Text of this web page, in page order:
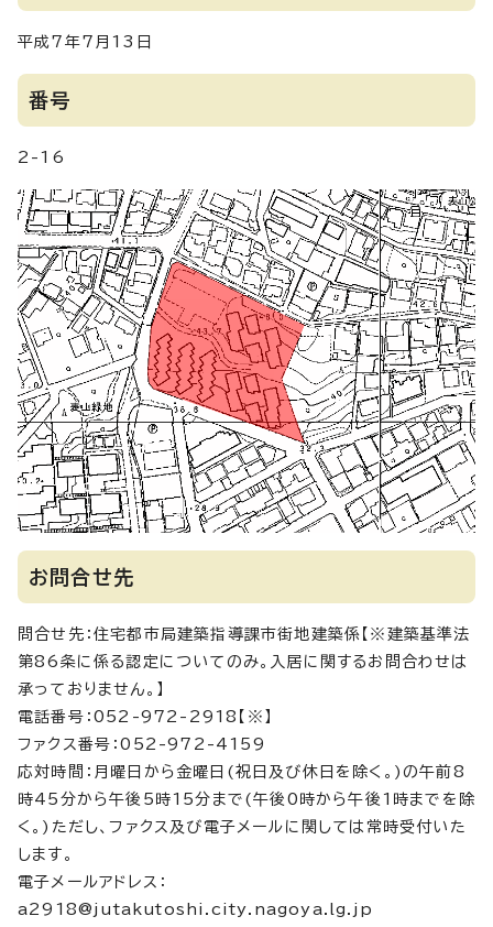
平成7年7月13日
番号
2-16
お問合せ先
問合せ先：住宅都市局建築指導課市街地建築係【※建築基準法
第86条に係る認定についてのみ。入居に関するお問合わせは
承っておりません。】
電話番号：052-972-2918【※】
ファクス番号：052-972-4159
応対時間：月曜日から金曜日(祝日及び休日を除く。)の午前8
時45分から午後5時15分まで(午後0時から午後1時までを除
く。)ただし、ファクス及び電子メールに関しては常時受付いた
します。
電子メールアドレス：
a2918@jutakutoshi.city.nagoya.lg.jp